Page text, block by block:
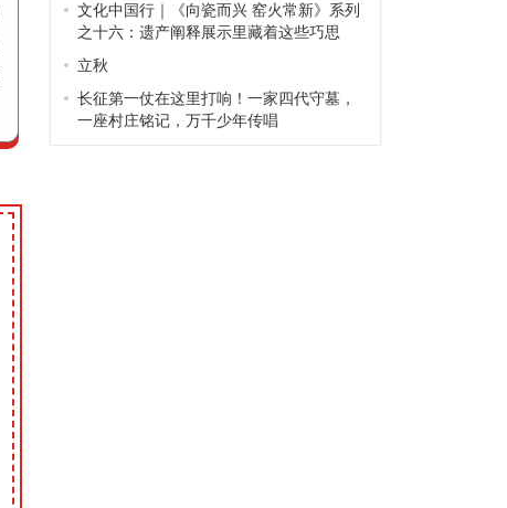
文化中国行｜《向瓷而兴 窑火常新》系列
之十六：遗产阐释展示里藏着这些巧思
立秋
长征第一仗在这里打响！一家四代守墓，
一座村庄铭记，万千少年传唱